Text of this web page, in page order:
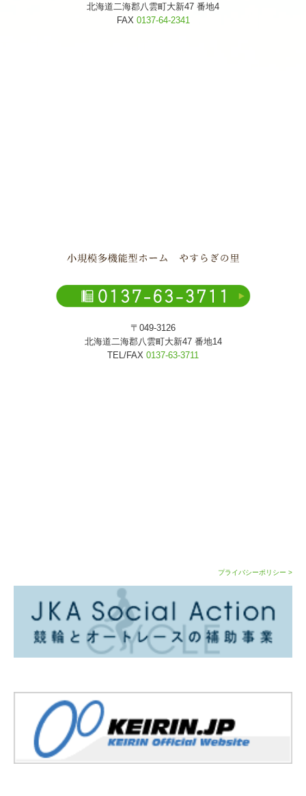
北海道二海郡八雲町大新47 番地4
FAX 0137-64-2341
〒049-3126
北海道二海郡八雲町大新47 番地14
TEL/FAX 0137-63-3711
プライバシーポリシー >